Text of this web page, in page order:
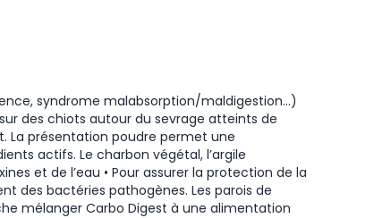
syndrome malabsorption/maldigestion…)
des chiots autour du sevrage atteints de
La présentation poudre permet une
actifs. Le charbon végétal, l’argile
et de l’eau • Pour assurer la protection de la
des bactéries pathogènes. Les parois de
mélanger Carbo Digest à une alimentation